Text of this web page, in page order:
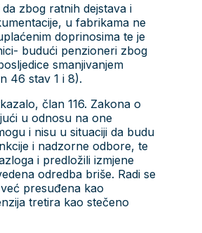
zbog ratnih dejstava i
u fabrikama ne
doprinosima te je
budući penzioneri zbog
smanjivanjem
46 stav 1 i 8).
član 116. Zakona o
u odnosu na one
i nisu u situaciji da budu
i nadzorne odbore, te
i predložili izmjene
odredba briše. Radi se
presuđena kao
tretira kao stečeno